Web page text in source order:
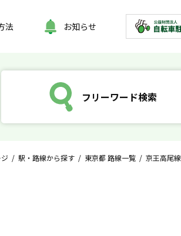
法 お知らせ
フリーワード検索
/ 駅・路線から探す / 東京都 路線一覧 / 京王高尾線